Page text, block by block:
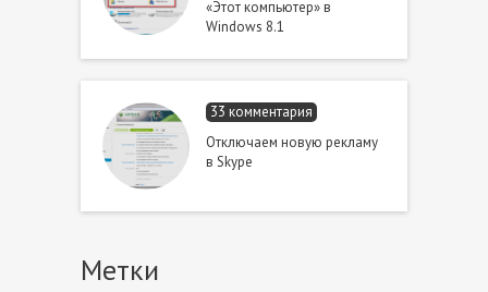
«Этот компьютер» в
Windows 8.1
33 комментария
Отключаем новую рекламу
в Skype
Метки